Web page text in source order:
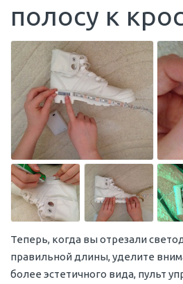
полосу к
Теперь, когда вы отрезали
правильной длины, уделите
более эстетичного вида, пульт